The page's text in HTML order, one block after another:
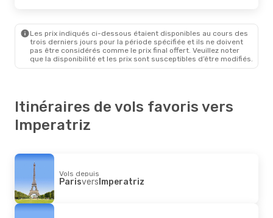
Azul Linhas Aereas Brasileiras
1 Escale
Imperatriz- Recife
Les prix indiqués ci-dessous étaient disponibles au cours des
trois derniers jours pour la période spécifiée et ils ne doivent
pas être considérés comme le prix final offert. Veuillez noter
que la disponibilité et les prix sont susceptibles d’être modifiés.
Itinéraires de vols favoris vers
Imperatriz
Vols depuis
ParisversImperatriz